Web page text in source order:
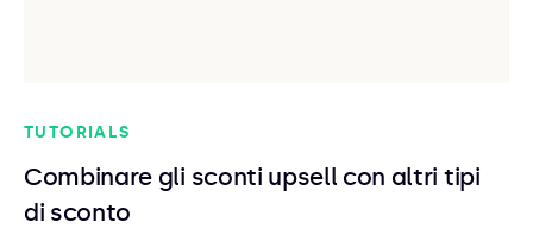
TUTORIALS
Combinare gli sconti upsell con altri tipi
di sconto